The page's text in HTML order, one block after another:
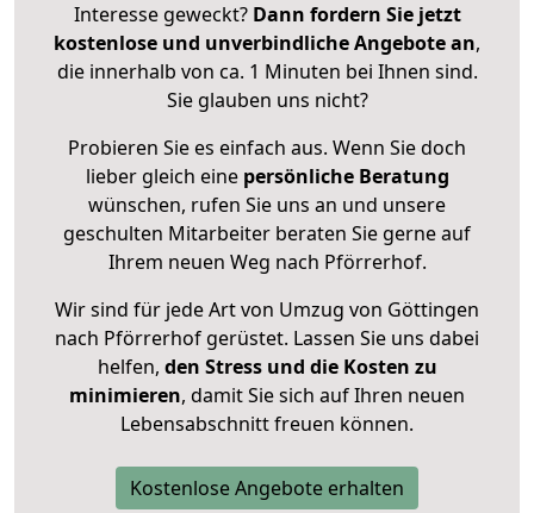
Interesse geweckt? Dann fordern Sie jetzt
kostenlose und unverbindliche Angebote an,
die innerhalb von ca. 1 Minuten bei Ihnen sind.
Sie glauben uns nicht?
Probieren Sie es einfach aus. Wenn Sie doch
lieber gleich eine persönliche Beratung
wünschen, rufen Sie uns an und unsere
geschulten Mitarbeiter beraten Sie gerne auf
Ihrem neuen Weg nach Pförrerhof.
Wir sind für jede Art von Umzug von Göttingen
nach Pförrerhof gerüstet. Lassen Sie uns dabei
helfen, den Stress und die Kosten zu
minimieren, damit Sie sich auf Ihren neuen
Lebensabschnitt freuen können.
Kostenlose Angebote erhalten